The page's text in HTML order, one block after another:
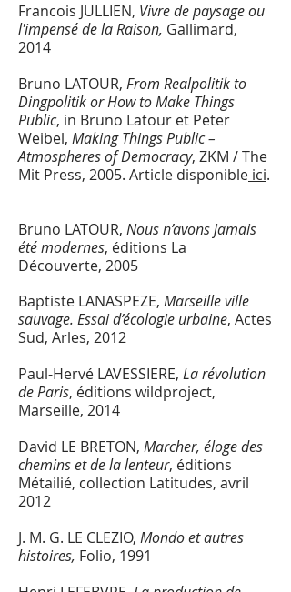
Francois JULLIEN, Vivre de paysage ou
l'impensé de la Raison, Gallimard,
2014
Bruno LATOUR, From Realpolitik to
Dingpolitik or How to Make Things
Public, in Bruno Latour et Peter
Weibel, Making Things Public –
Atmospheres of Democracy, ZKM / The
Mit Press, 2005. Article disponible ici.
Bruno LATOUR, Nous n’avons jamais
été modernes, éditions La
Découverte, 2005
Baptiste LANASPEZE, Marseille ville
sauvage. Essai d’écologie urbaine, Actes
Sud, Arles, 2012
Paul-Hervé LAVESSIERE, La révolution
de Paris, éditions wildproject,
Marseille, 2014
David LE BRETON, Marcher, éloge des
chemins et de la lenteur, éditions
Métailié, collection Latitudes, avril
2012
J. M. G. LE CLEZIO, Mondo et autres
histoires, Folio, 1991